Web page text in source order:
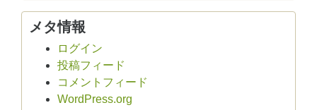
メタ情報
ログイン
投稿フィード
コメントフィード
WordPress.org